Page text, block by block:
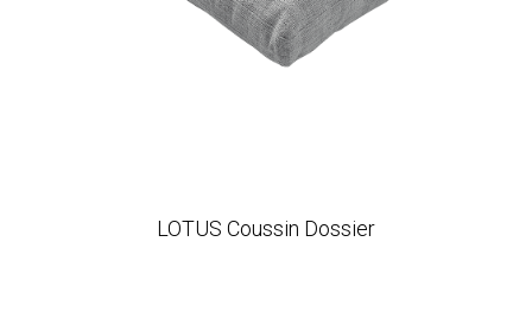
LOTUS Coussin Dossier